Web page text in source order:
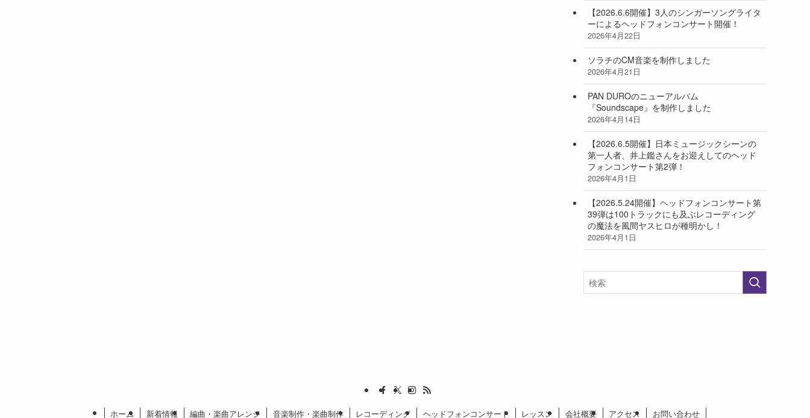
【2026.6.6開催】3人のシンガーソングライタ
ーによるヘッドフォンコンサート開催！
2026年4月22日
ソラチのCM音楽を制作しました
2026年4月21日
PAN DUROのニューアルバム
『Soundscape』を制作しました
2026年4月14日
【2026.6.5開催】日本ミュージックシーンの
第一人者、井上鑑さんをお迎えしてのヘッド
フォンコンサート第2弾！
2026年4月1日
【2026.5.24開催】ヘッドフォンコンサート第
39弾は100トラックにも及ぶレコーディング
の魔法を風間ヤスヒロが種明かし！
2026年4月1日
ホーム 新着情報 編曲・楽曲アレンジ 音楽制作・楽曲制作 レコーディング ヘッドフォンコンサート レッスン 会社概要 アクセス お問い合わせ